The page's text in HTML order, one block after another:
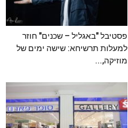
פסטיבל "באגליל – שכנים" חוזר
למעלות תרשיחא: שישה ימים של
מוזיקה,...